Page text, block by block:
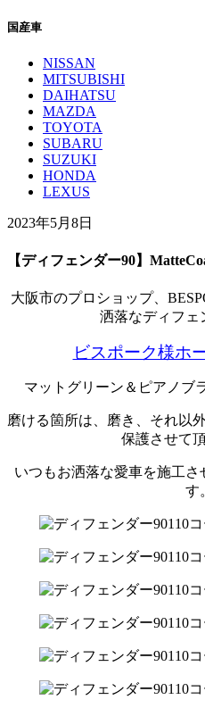
国産車
NISSAN
MITSUBISHI
DAIHATSU
MAZDA
TOYOTA
SUBARU
SUZUKI
HONDA
LEXUS
2023年5月8日
【ディフェンダー90】
大阪市のプロショップ、
洒落なディフェ
ビスポーク様ホ
マットグリーン＆ピアノブ
磨ける箇所は、磨き、それ以
保護させて
いつもお洒落な愛車を施工
す